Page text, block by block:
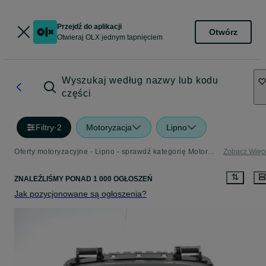
Przejdź do aplikacji
Otwieraj OLX jednym tapnięciem
Otwórz
Wyszukaj według nazwy lub kodu
części
Filtry·2 Motoryzacja Lipno
Oferty motoryzacyjne - Lipno - sprawdź kategorię Motoryzacja Zobacz
ZNALEŹLIŚMY PONAD 1 000 OGŁOSZEŃ
Jak pozycjonowane są ogłoszenia?